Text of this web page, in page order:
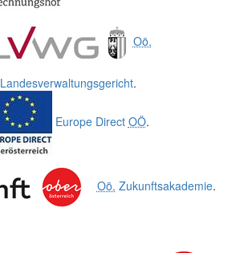
Oö.
Landesverwaltungsgericht.
Europe Direct OÖ.
Oö. Zukunftsakademie.